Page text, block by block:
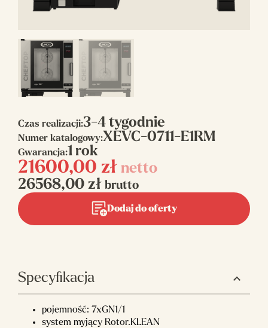
Czas realizacji:3-4 tygodnie
Numer katalogowy:XEVC-0711-E1RM
Gwarancja:1 rok
21600,00 zł netto
26568,00 zł brutto
Dodaj do oferty
Specyfikacja
pojemność: 7xGN1/1
system myjący Rotor.KLEAN